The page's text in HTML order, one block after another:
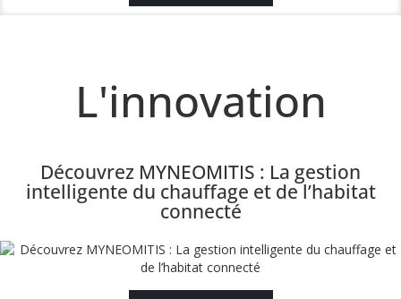
L'innovation
Découvrez MYNEOMITIS : La gestion
intelligente du chauffage et de l’habitat
connecté